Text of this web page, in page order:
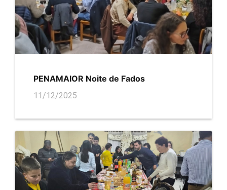
PENAMAIOR Noite de Fados
11/12/2025